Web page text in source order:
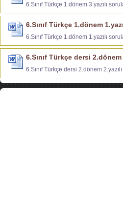
6.Sınıf Türkçe 1.dönem 3.yazılı
6.Sınıf Türkçe 1.dönem
6.Sınıf Türkçe 1.dönem 1.yazılı
6.Sınıf Türkçe dersi 2.dönem
6.Sınıf Türkçe dersi 2.dönem